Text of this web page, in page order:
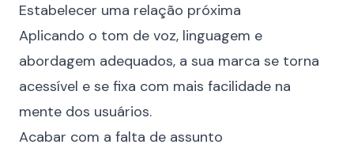
Estabelecer uma relação próxima
Aplicando o tom de voz, linguagem e
abordagem adequados, a sua marca se torna
acessível e se fixa com mais facilidade na
mente dos usuários.
Acabar com a falta de assunto